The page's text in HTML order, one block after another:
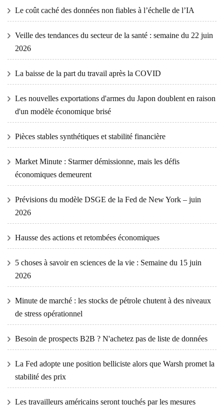
Le coût caché des données non fiables à l’échelle de l’IA
Veille des tendances du secteur de la santé : semaine du 22 juin
2026
La baisse de la part du travail après la COVID
Les nouvelles exportations d'armes du Japon doublent en raison
d'un modèle économique brisé
Pièces stables synthétiques et stabilité financière
Market Minute : Starmer démissionne, mais les défis
économiques demeurent
Prévisions du modèle DSGE de la Fed de New York – juin
2026
Hausse des actions et retombées économiques
5 choses à savoir en sciences de la vie : Semaine du 15 juin
2026
Minute de marché : les stocks de pétrole chutent à des niveaux
de stress opérationnel
Besoin de prospects B2B ? N'achetez pas de liste de données
La Fed adopte une position belliciste alors que Warsh promet la
stabilité des prix
Les travailleurs américains seront touchés par les mesures